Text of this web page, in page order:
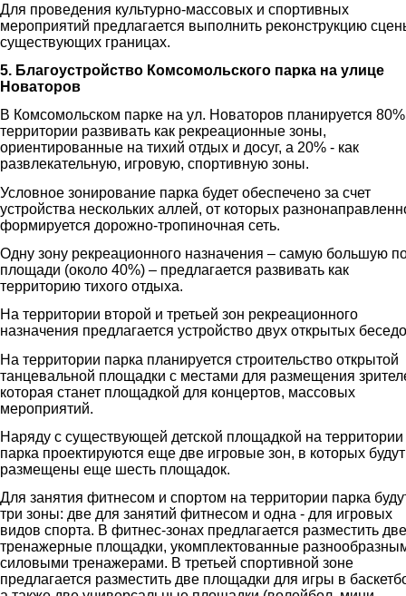
Для проведения культурно-массовых и спортивных
мероприятий предлагается выполнить реконструкцию
существующих границах.
5. Благоустройство Комсомольского парка на улице
Новаторов
В Комсомольском парке на ул. Новаторов планируется 80%
территории развивать как рекреационные зоны,
ориентированные на тихий отдых и досуг, а 20% - как
развлекательную, игровую, спортивную зоны.
Условное зонирование парка будет обеспечено за счет
устройства нескольких аллей, от которых
формируется дорожно-тропиночная сеть.
Одну зону рекреационного назначения – самую большую
площади (около 40%) – предлагается развивать как
территорию тихого отдыха.
На территории второй и третьей зон рекреационного
назначения предлагается устройство двух открытых
На территории парка планируется строительство открытой
танцевальной площадки с местами для размещения
которая станет площадкой для концертов, массовых
мероприятий.
Наряду с существующей детской площадкой на территории
парка проектируются еще две игровые зон, в которых будут
размещены еще шесть площадок.
Для занятия фитнесом и спортом на территории парка
три зоны: две для занятий фитнесом и одна - для игровых
видов спорта. В фитнес-зонах предлагается разместить две
тренажерные площадки, укомплектованные
силовыми тренажерами. В третьей спортивной зоне
предлагается разместить две площадки для игры в